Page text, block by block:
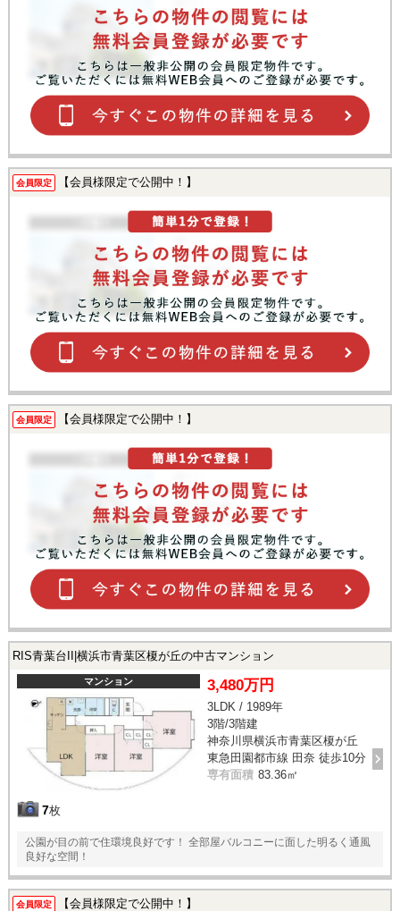
会員限定 【会員様限定で公開中！】
会員限定 【会員様限定で公開中！】
RIS青葉台II|横浜市青葉区榎が丘の中古マンション
マンション
7枚
3,480万円
3LDK / 1989年
3階/3階建
神奈川県横浜市青葉区榎が丘
東急田園都市線 田奈 徒歩10分
専有面積 83.36㎡
公園が目の前で住環境良好です！ 全部屋バルコニーに面した明るく通風
良好な空間！
会員限定 【会員様限定で公開中！】